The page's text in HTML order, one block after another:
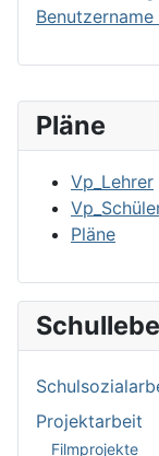
Pläne
Vp_Lehrer
Pläne
Projektarbeit
Filmprojekte